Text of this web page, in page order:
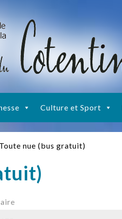
Culture et Sport
Toute nue (bus gratuit)